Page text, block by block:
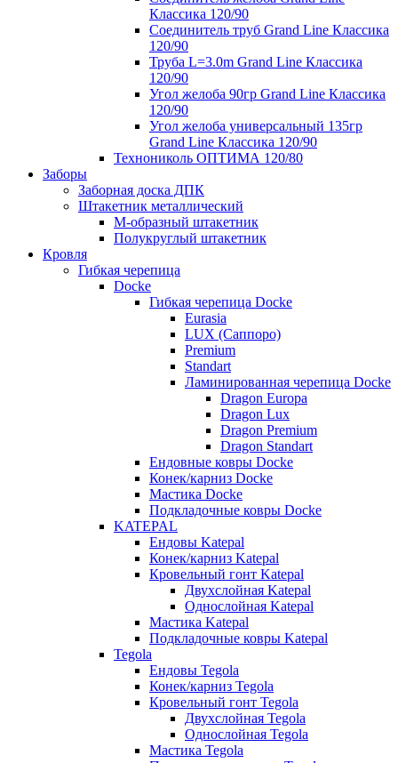
Классика 120/90
Соединитель труб Grand Line Классика
120/90
Труба L=3.0m Grand Line Классика
120/90
Угол желоба 90гр Grand Line Классика
120/90
Угол желоба универсальный 135гр
Grand Line Классика 120/90
Технониколь ОПТИМА 120/80
Заборы
Заборная доска ДПК
Штакетник металлический
М-образный штакетник
Полукруглый штакетник
Кровля
Гибкая черепица
Docke
Гибкая черепица Docke
Eurasia
LUX (Саппоро)
Premium
Standart
Ламинированная черепица Docke
Dragon Europa
Dragon Lux
Dragon Premium
Dragon Standart
Ендовные ковры Docke
Конек/карниз Docke
Мастика Docke
Подкладочные ковры Docke
KATEPAL
Ендовы Katepal
Конек/карниз Katepal
Кровельный гонт Katepal
Двухслойная Katepal
Однослойная Katepal
Мастика Katepal
Подкладочные ковры Katepal
Tegola
Ендовы Tegola
Конек/карниз Tegola
Кровельный гонт Tegola
Двухслойная Tegola
Однослойная Tegola
Мастика Tegola